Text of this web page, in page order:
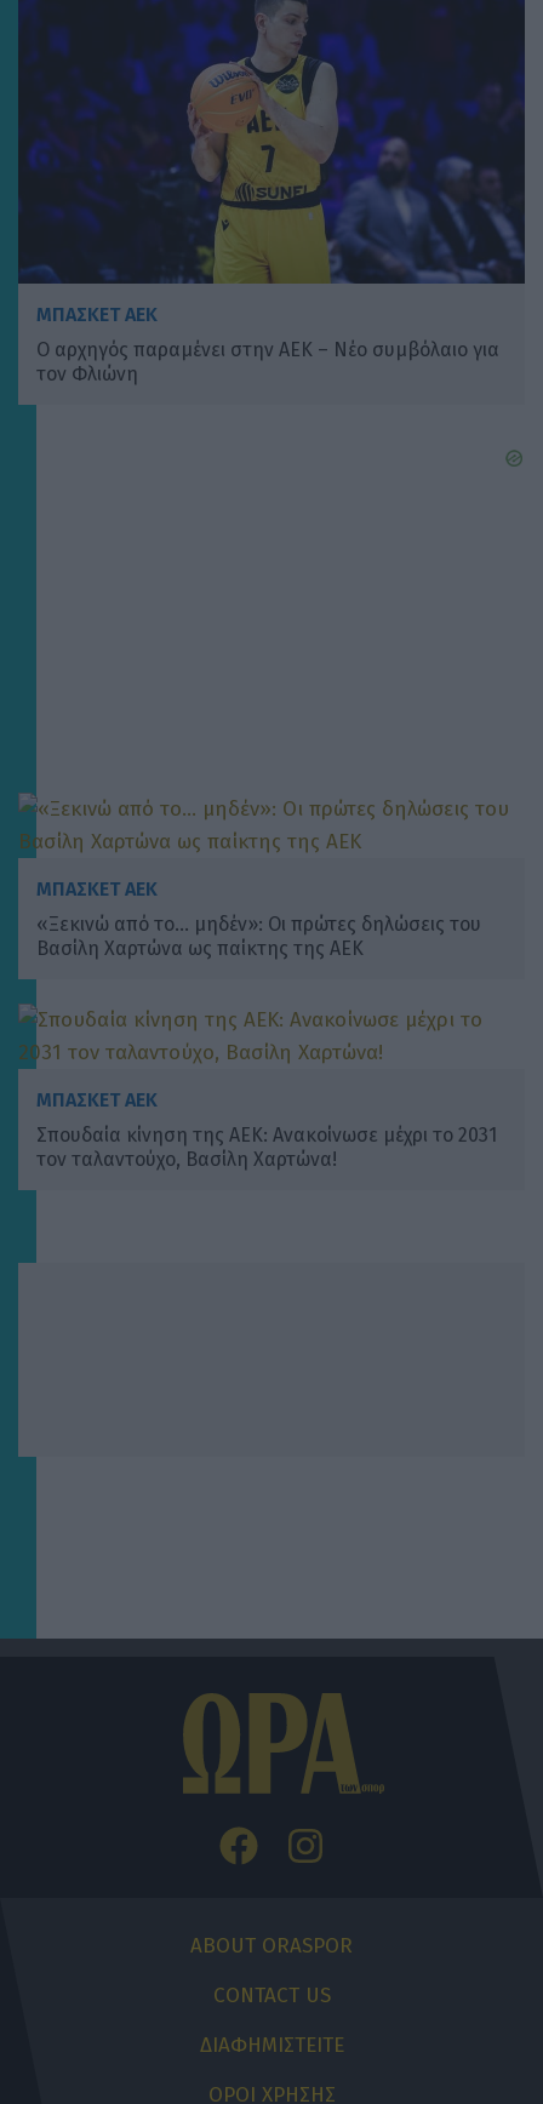
ΜΠΑΣΚΕΤ ΑΕΚ
Ο αρχηγός παραμένει στην ΑΕΚ – Νέο συμβόλαιο για
τον Φλιώνη
ΜΠΑΣΚΕΤ ΑΕΚ
«Ξεκινώ από το… μηδέν»: Οι πρώτες δηλώσεις του
Βασίλη Χαρτώνα ως παίκτης της ΑΕΚ
ΜΠΑΣΚΕΤ ΑΕΚ
Σπουδαία κίνηση της ΑΕΚ: Ανακοίνωσε μέχρι το 2031
τον ταλαντούχο, Βασίλη Χαρτώνα!
ABOUT ORASPOR
CONTACT US
ΔΙΑΦΗΜΙΣΤΕΙΤΕ
ΟΡΟΙ ΧΡΗΣΗΣ